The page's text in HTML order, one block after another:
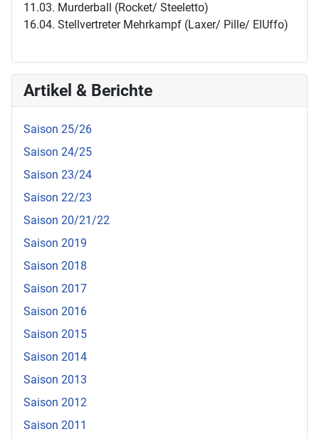
11.03. Murderball (Rocket/ Steeletto)
16.04. Stellvertreter Mehrkampf (Laxer/ Pille/ ElUffo)
Artikel & Berichte
Saison 25/26
Saison 24/25
Saison 23/24
Saison 22/23
Saison 20/21/22
Saison 2019
Saison 2018
Saison 2017
Saison 2016
Saison 2015
Saison 2014
Saison 2013
Saison 2012
Saison 2011